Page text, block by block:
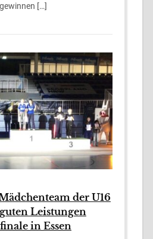
[…]
der U16
Leistungen
in Essen